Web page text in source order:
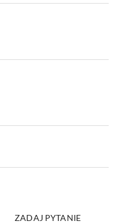
ZADAJ PYTANIE